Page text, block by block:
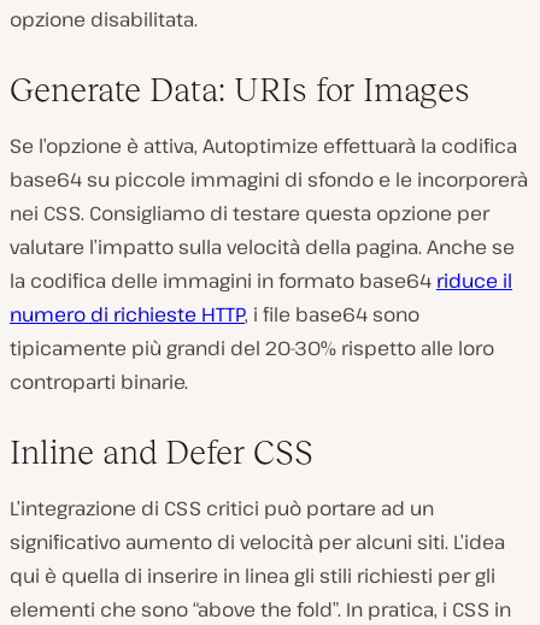
opzione disabilitata.
Generate Data: URIs for Images
Se l’opzione è attiva, Autoptimize effettuarà la codifica
base64 su piccole immagini di sfondo e le incorporerà
nei CSS. Consigliamo di testare questa opzione per
valutare l’impatto sulla velocità della pagina. Anche se
la codifica delle immagini in formato base64 riduce il
numero di richieste HTTP, i file base64 sono
tipicamente più grandi del 20-30% rispetto alle loro
controparti binarie.
Inline and Defer CSS
L’integrazione di CSS critici può portare ad un
significativo aumento di velocità per alcuni siti. L’idea
qui è quella di inserire in linea gli stili richiesti per gli
elementi che sono “above the fold”. In pratica, i CSS in